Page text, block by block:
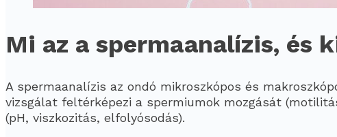
Mi az a spermaanalízis, és
A spermaanalízis az ondó mikroszkópos és
vizsgálat feltérképezi a spermiumok mozgását
(pH, viszkozitás, elfolyósodás).